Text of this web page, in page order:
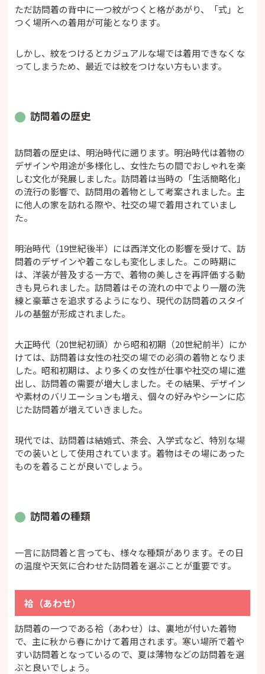
ただ訪問着の背中に一つ紋がつくと格があがり、「式」と
つく場所への着用が可能となります。
しかし、紋をつけるとカジュアルな場では着用できなくな
ってしまうため、最近では紋をつけない方もいます。
訪問着の歴史
訪問着の歴史は、明治時代に遡ります。明治時代は着物の
デザインや用途が多様化し、女性たちの間でおしゃれを楽
しむ文化が発展しました。訪問着は当時の「生活簡略化」
の流行の影響で、訪問用の着物として考案されました。主
に他人の家を訪れる際や、社交の場で着用されていまし
た。
明治時代（19世紀後半）には西洋文化の影響を受けて、訪
問着のデザインや着こなしも変化しました。この時期に
は、洋装が普及する一方で、着物の美しさを再評価する動
きも見られました。訪問着はその流れの中でより一層の洗
練と豪華さを追求するようになり、現代の訪問着のスタイ
ルの基盤が形成されました。
大正時代（20世紀初頭）から昭和初期（20世紀前半）にか
けては、訪問着は女性の社交の場での必須の着物となりま
した。昭和初期は、より多くの女性が仕事や社交の場に進
出し、訪問着の需要が増大しました。その結果、デザイン
や素材のバリエーションも増え、個々の好みやシーンに応
じた訪問着が増えていきました。
現代では、訪問着は結婚式、茶会、入学式など、特別な場
での装いとして使用されています。着物はその場にあった
ものを着ることが良いでしょう。
訪問着の種類
一言に訪問着と言っても、様々な種類があります。その日
の温度や天気に合わせた訪問着を選ぶことが重要です。
袷（あわせ）
訪問着の一つである袷（あわせ）は、裏地が付いた着物
で、主に秋から春にかけて着用されます。寒い場所で着や
すい訪問着となっているので、夏は薄物などの訪問着を選
ぶと良いでしょう。